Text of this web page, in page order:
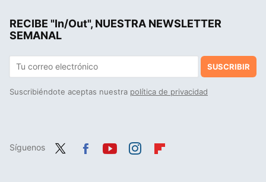
RECIBE "In/Out", NUESTRA NEWSLETTER
SEMANAL
SUSCRIBIR
Suscribiéndote aceptas nuestra política de privacidad
Síguenos